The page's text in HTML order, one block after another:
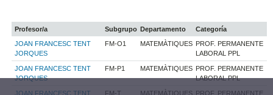
Profesor/a Subgrupo Departamento
Categoría
JOAN FRANCESC TENT
JORQUES
FM-O1 MATEMÀTIQUES PROF. PERMANENTE
LABORAL PPL
JOAN FRANCESC TENT
JORQUES
FM-P1 MATEMÀTIQUES PROF. PERMANENTE
LABORAL PPL
JOAN FRANCESC TENT FM-T MATEMÀTIQUES PROF. PERMANENTE